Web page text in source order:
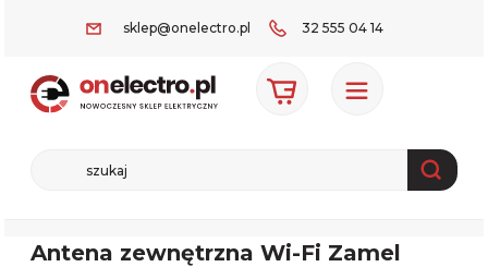
sklep@onelectro.pl 32 555 04 14
Antena zewnętrzna Wi-Fi Zamel